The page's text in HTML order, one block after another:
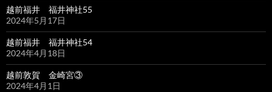
越前福井 福井神社55
2024年5月17日
越前福井 福井神社54
2024年4月18日
越前敦賀 金崎宮③
2024年4月1日